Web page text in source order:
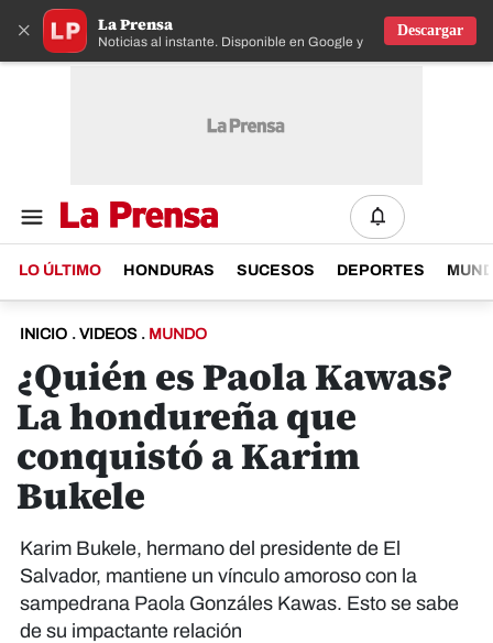
× La Prensa
Noticias al instante. Disponible en Google y IOS
Descargar
LO ÚLTIMO HONDURAS SUCESOS DEPORTES
INICIO . VIDEOS . MUNDO
¿Quién es Paola Kawas?
La hondureña que
conquistó a Karim
Bukele
Karim Bukele, hermano del presidente de El
Salvador, mantiene un vínculo amoroso con la
sampedrana Paola Gonzáles Kawas. Esto se sabe
de su impactante relación